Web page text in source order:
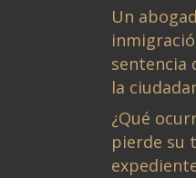
Un
sentencia
la
¿Qué
pierde su